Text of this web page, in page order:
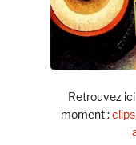
Retrouvez
moment :